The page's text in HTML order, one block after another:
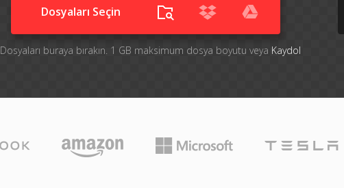
Dosyaları Seçin
Dosyaları buraya bırakın. 1 GB maksimum dosya boyutu veya Kaydol